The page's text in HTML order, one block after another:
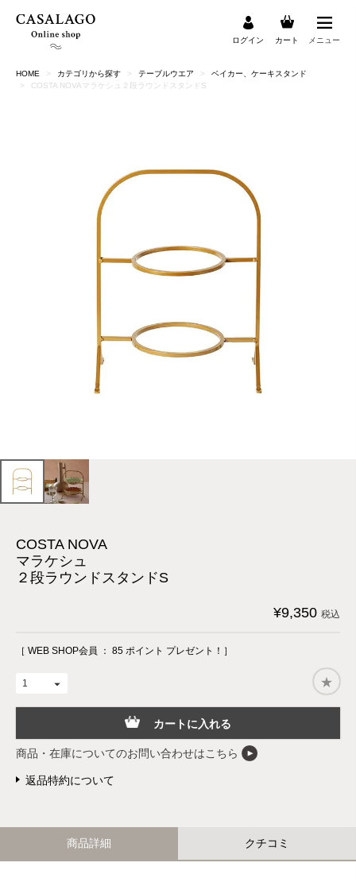
ログイン カート メニュー
HOME カテゴリから探す テーブルウエア
ベイカー、ケーキスタンド
COSTA NOVAマラケシュ２段ラウンドスタンドS
検索
COSTA NOVA
マラケシュ
２段ラウンドスタンドS
¥9,350 税込
［ WEB SHOP会員 ： 85 ポイント プレゼント！］
カートに入れる
商品・在庫についてのお問い合わせはこちら
返品特約について
商品詳細 クチコミ